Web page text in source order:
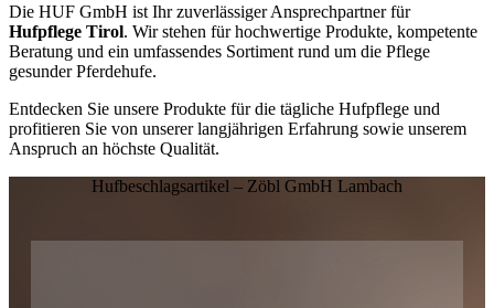
Die HUF GmbH ist Ihr zuverlässiger Ansprechpartner für
Hufpflege Tirol. Wir stehen für hochwertige Produkte, kompetente
Beratung und ein umfassendes Sortiment rund um die Pflege
gesunder Pferdehufe.
Entdecken Sie unsere Produkte für die tägliche Hufpflege und
profitieren Sie von unserer langjährigen Erfahrung sowie unserem
Anspruch an höchste Qualität.
Hufbeschlagsartikel – Zöbl GmbH Lambach